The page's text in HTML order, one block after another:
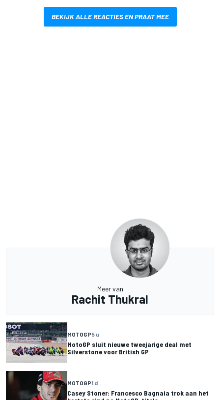
BEKIJK ALLE REACTIES EN PRAAT MEE
Meer van
Rachit Thukral
MOTOGP5 u
MotoGP sluit nieuwe tweejarige deal met
Silverstone voor British GP
MOTOGP1 d
Casey Stoner: Francesco Bagnaia trok aan het